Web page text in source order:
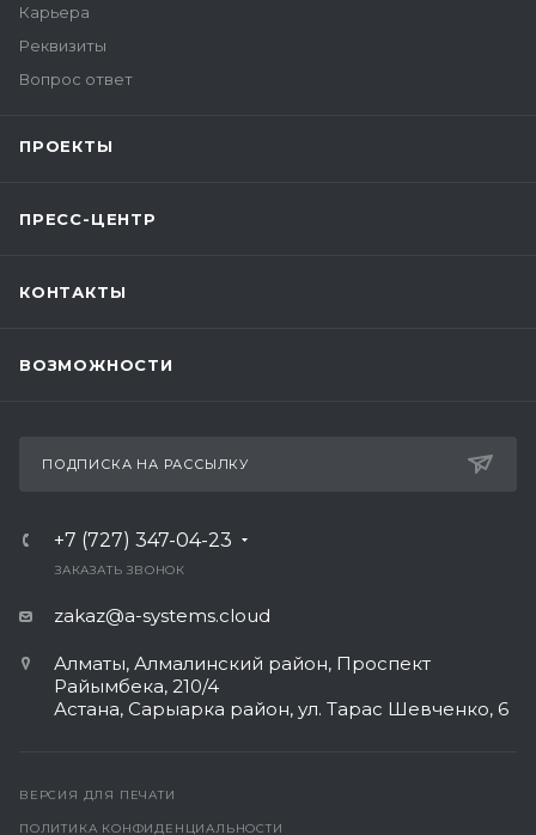
Карьера
Реквизиты
Вопрос ответ
ПРОЕКТЫ
ПРЕСС-ЦЕНТР
КОНТАКТЫ
ВОЗМОЖНОСТИ
ПОДПИСКА НА РАССЫЛКУ
+7 (727) 347-04-23
ЗАКАЗАТЬ ЗВОНОК
zakaz@a-systems.cloud
Алматы, ​Алмалинский район, Проспект
Райымбека, 210/4
Астана, Сарыарка район, ул. Тарас Шевченко, 6​
ВЕРСИЯ ДЛЯ ПЕЧАТИ
ПОЛИТИКА КОНФИДЕНЦИАЛЬНОСТИ